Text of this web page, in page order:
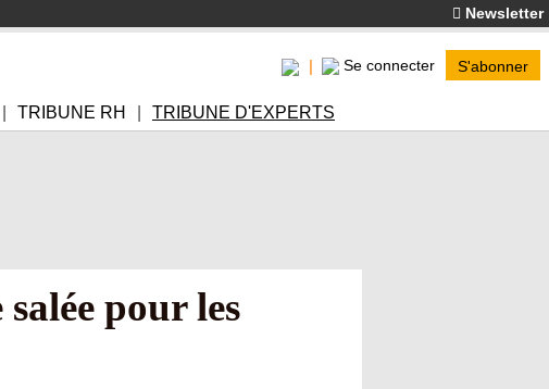
Newsletter
Se connecter S'abonner
TRIBUNE RH TRIBUNE D'EXPERTS
pour les